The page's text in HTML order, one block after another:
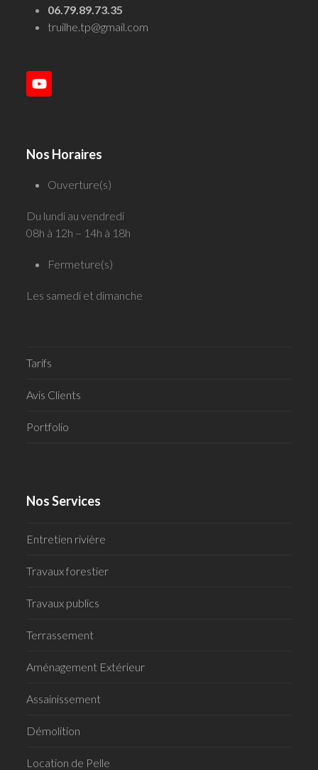
06.79.89.73.35
truilhe.tp@gmail.com
YouTube
Nos Horaires
Ouverture(s)
Du lundi au vendredi
08h à 12h – 14h à 18h
Fermeture(s)
Les samedi et dimanche
Tarifs
Avis Clients
Portfolio
Nos Services
Entretien rivière
Travaux forestier
Travaux publics
Terrassement
Aménagement Extérieur
Assainissement
Démolition
Location de Pelle